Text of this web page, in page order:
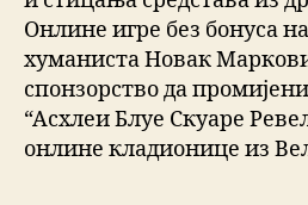
Онлине игре без бонуса
хуманиста Новак
спонзорство да
“Асхлеи Блуе Скуаре
онлине кладионице из